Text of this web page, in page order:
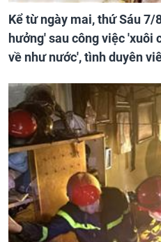
Kể từ ngày mai, thứ Sáu 7/
hưởng' sau công việc
về như nước', tình duyên